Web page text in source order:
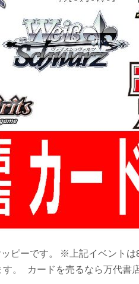
ピーです。 ※上記イベント
。 カードを売るなら万代書